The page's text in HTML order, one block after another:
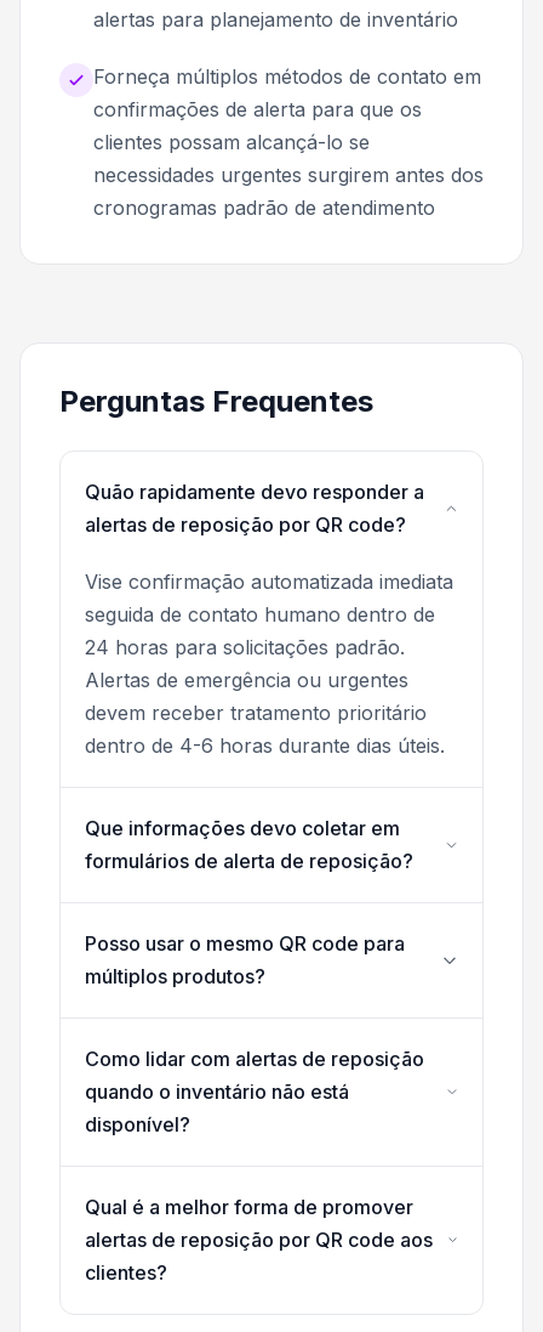
alertas para planejamento de inventário
Forneça múltiplos métodos de contato em
confirmações de alerta para que os
clientes possam alcançá-lo se
necessidades urgentes surgirem antes dos
cronogramas padrão de atendimento
Perguntas Frequentes
Quão rapidamente devo responder a
alertas de reposição por QR code?
Vise confirmação automatizada imediata
seguida de contato humano dentro de
24 horas para solicitações padrão.
Alertas de emergência ou urgentes
devem receber tratamento prioritário
dentro de 4-6 horas durante dias úteis.
Que informações devo coletar em
formulários de alerta de reposição?
Posso usar o mesmo QR code para
múltiplos produtos?
Como lidar com alertas de reposição
quando o inventário não está
disponível?
Qual é a melhor forma de promover
alertas de reposição por QR code aos
clientes?